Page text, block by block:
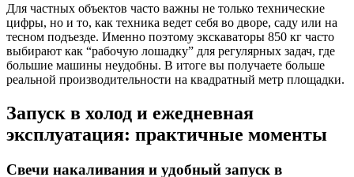
Для частных объектов часто важны не только технические
цифры, но и то, как техника ведет себя во дворе, саду или на
тесном подъезде. Именно поэтому экскаваторы 850 кг часто
выбирают как “рабочую лошадку” для регулярных задач, где
большие машины неудобны. В итоге вы получаете больше
реальной производительности на квадратный метр площадки.
Запуск в холод и ежедневная
эксплуатация: практичные моменты
Свечи накаливания и удобный запуск в